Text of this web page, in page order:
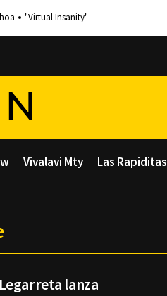
"Virtual Insanity"
Vivalavi Mty Las Rapiditas
lanza